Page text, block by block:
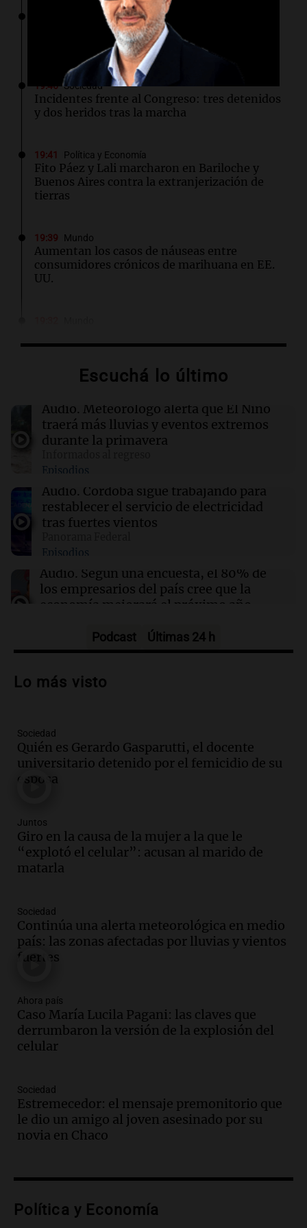
El Niño: el Senado santafesino aprobó por
unanimidad la emergencia hídrica
19:46 Sociedad
Incidentes frente al Congreso: tres detenidos
y dos heridos tras la marcha
19:41 Política y Economía
Fito Páez y Lali marcharon en Bariloche y
Buenos Aires contra la extranjerización de
tierras
19:39 Mundo
Aumentan los casos de náuseas entre
consumidores crónicos de marihuana en EE.
UU.
en histórica visita a Ecuador
Trump firma órdenes para limitar el 'turismo
de nacimiento' y la ciudadanía automática
La joven Candela Arizaga testifica sobre su
relación con Facundo Moyano en medio de
acusaciones
Finalizan las lluvias en el AMBA: frío extremo
y mínimas de hasta 1 grado se esperan
Escuchá lo último
Audio. Meteorólogo alerta que El Niño
traerá más lluvias y eventos extremos
durante la primavera
Episodios
Audio. Córdoba sigue trabajando para
restablecer el servicio de electricidad
tras fuertes vientos
Episodios
Audio. Según una encuesta, el 80% de
los empresarios del país cree que la
economía mejorará el próximo año
Audio.Carolina Losada: "Faltó que el
ley de propiedad privada
Audio.
en Rosario contra la ley de Propiedad
Privada.
Viva la Radio Rosario
Audio.
la ley de Propiedad Privada debatida en
el Senado.
Viva la Radio Rosario
por la Ley de Tierras: "Construyeron un
relato mentiroso"
Informados al regreso
Episodios
gran expo, con concurso de panificados
y actividades destacadas
Panorama Federal
Episodios
violó libertad condicional al ir al
Mundial de Atlanta
Panorama Federal
Episodios
programa de movilidad sustentable
Episodios
Podcast Últimas 24 h
Lo más visto
Sociedad
Quién es Gerardo Gasparutti, el docente
universitario detenido por el femicidio de su
esposa
Juntos
Giro en la causa de la mujer a la que le
“explotó el celular”: acusan al marido de
matarla
Sociedad
Continúa una alerta meteorológica en medio
país: las zonas afectadas por lluvias y vientos
fuertes
Ahora país
Caso María Lucila Pagani: las claves que
derrumbaron la versión de la explosión del
celular
Sociedad
Estremecedor: el mensaje premonitorio que
le dio un amigo al joven asesinado por su
novia en Chaco
Política y Economía